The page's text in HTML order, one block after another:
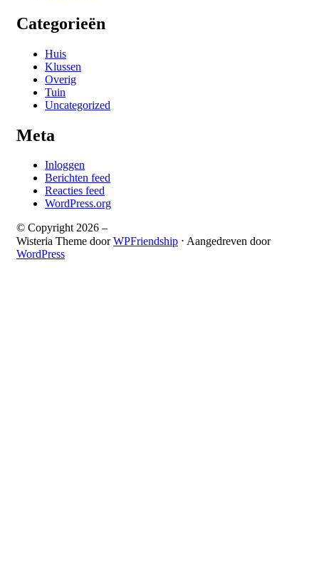
Categorieën
Huis
Klussen
Overig
Tuin
Uncategorized
Meta
Inloggen
Berichten feed
Reacties feed
WordPress.org
© Copyright 2026 –
Wisteria Theme doorWPFriendship ⋅ Aangedreven door
WordPress